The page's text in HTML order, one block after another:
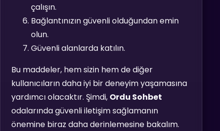
çalışın.
Bağlantınızın güvenli olduğundan emin
olun.
Güvenli alanlarda katılın.
Bu maddeler, hem sizin hem de diğer
kullanıcıların daha iyi bir deneyim yaşamasına
yardımcı olacaktır. Şimdi, Ordu Sohbet
odalarında güvenli iletişim sağlamanın
önemine biraz daha derinlemesine bakalım.